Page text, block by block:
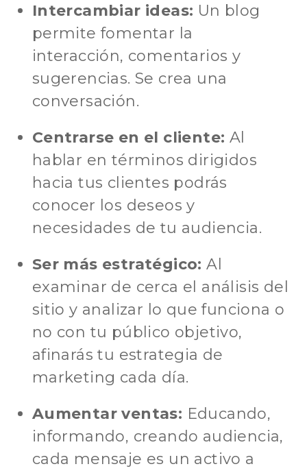
Intercambiar ideas: Un blog
permite fomentar la
interacción, comentarios y
sugerencias. Se crea una
conversación.
Centrarse en el cliente: Al
hablar en términos dirigidos
hacia tus clientes podrás
conocer los deseos y
necesidades de tu audiencia.
Ser más estratégico: Al
examinar de cerca el análisis del
sitio y analizar lo que funciona o
no con tu público objetivo,
afinarás tu estrategia de
marketing cada día.
Aumentar ventas: Educando,
informando, creando audiencia,
cada mensaje es un activo a